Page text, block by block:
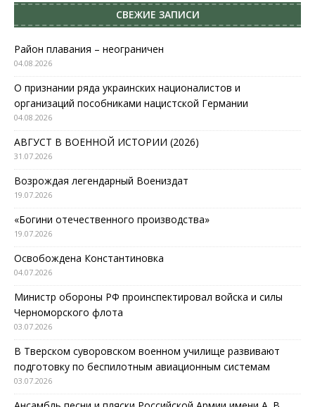
СВЕЖИЕ ЗАПИСИ
Район плавания – неограничен
04.08.2026
О признании ряда украинских националистов и
организаций пособниками нацистской Германии
04.08.2026
АВГУСТ В ВОЕННОЙ ИСТОРИИ (2026)
31.07.2026
Возрождая легендарный Воениздат
19.07.2026
«Богини отечественного производства»
19.07.2026
Освобождена Константиновка
04.07.2026
Министр обороны РФ проинспектировал войска и силы
Черноморского флота
03.07.2026
В Тверском суворовском военном училище развивают
подготовку по беспилотным авиационным системам
03.07.2026